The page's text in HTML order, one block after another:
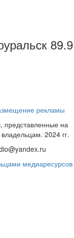
89.9
рекламы
представленные на
2024 гг.
медиаресурсов